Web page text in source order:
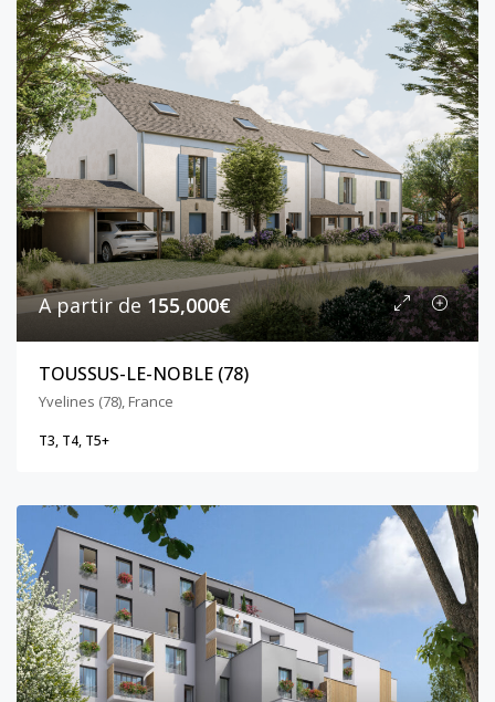
A partir de155,000€
TOUSSUS-LE-NOBLE (78)
Yvelines (78), France
T3, T4, T5+